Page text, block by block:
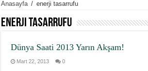
Anasayfa / enerji tasarrufu
enerji tasarrufu
Dünya Saati 2013 Yarın Akşam!
Mart 22, 2013 0